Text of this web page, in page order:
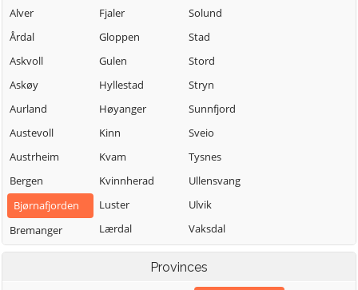
Alver
Årdal
Askvoll
Askøy
Aurland
Austevoll
Austrheim
Bergen
Bjørnafjorden
Bremanger
Bømlo
Fjaler
Gloppen
Gulen
Hyllestad
Høyanger
Kinn
Kvam
Kvinnherad
Luster
Lærdal
Masfjorden
Solund
Stad
Stord
Stryn
Sunnfjord
Sveio
Tysnes
Ullensvang
Ulvik
Vaksdal
Vik
Voss
Provinces